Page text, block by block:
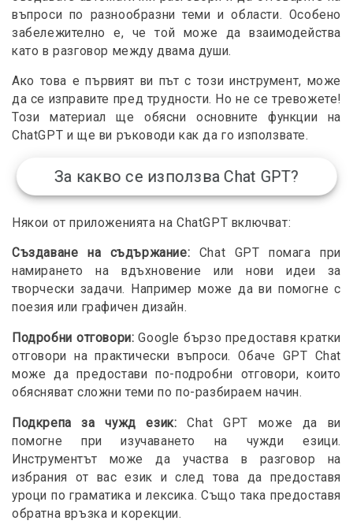
въпроси по разнообразни теми и области. Особено
забележително е, че той може да взаимодейства
като в разговор между двама души.
Ако това е първият ви път с този инструмент, може
да се изправите пред трудности. Но не се тревожете!
Този материал ще обясни основните функции на
ChatGPT и ще ви ръководи как да го използвате.
За какво се използва Chat GPT?
Някои от приложенията на ChatGPT включват:
Създаване на съдържание: Chat GPT помага при
намирането на вдъхновение или нови идеи за
творчески задачи. Например може да ви помогне с
поезия или графичен дизайн.
Подробни отговори: Google бързо предоставя кратки
отговори на практически въпроси. Обаче GPT Chat
може да предостави по-подробни отговори, които
обясняват сложни теми по по-разбираем начин.
Подкрепа за чужд език: Chat GPT може да ви
помогне при изучаването на чужди езици.
Инструментът може да участва в разговор на
избрания от вас език и след това да предоставя
уроци по граматика и лексика. Също така предоставя
обратна връзка и корекции.